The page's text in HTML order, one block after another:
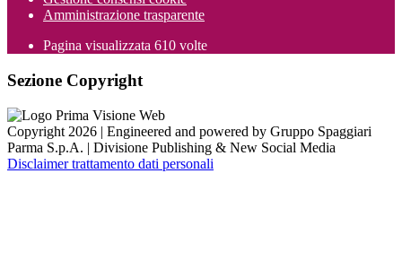
Amministrazione trasparente
Pagina visualizzata 610 volte
Sezione Copyright
Copyright 2026 | Engineered and powered by Gruppo Spaggiari
Parma S.p.A. | Divisione Publishing & New Social Media
Disclaimer trattamento dati personali